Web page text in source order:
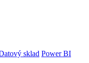
sklad Power BI